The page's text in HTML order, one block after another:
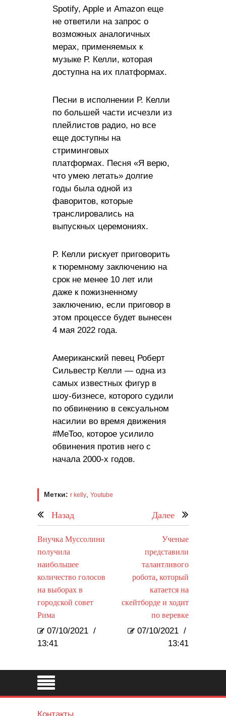
Spotify, Apple и Amazon еще
не ответили на запрос о
возможных аналогичных
мерах, применяемых к
музыке Р. Келли, которая
доступна на их платформах.
Песни в исполнении Р. Келли
по большей части исчезли из
плейлистов радио, но все
еще доступны на
стриминговых
платформах. Песня «Я верю,
что умею летать» долгие
годы была одной из
фаворитов, которые
транслировались на
выпускных церемониях.
Р. Келли рискует приговорить
к тюремному заключению на
срок не менее 10 лет или
даже к пожизненному
заключению, если приговор в
этом процессе будет вынесен
4 мая 2022 года.
Американский певец Роберт
Сильвестр Келли — одна из
самых известных фигур в
шоу-бизнесе, которого судили
по обвинению в сексуальном
насилии во время движения
#MeToo, которое усилило
обвинения против него с
начала 2000-х годов.
Метки: r kelly, Youtube
Назад Далее
Внучка Муссолини
получила
наибольшее
количество голосов
на выборах в
городской совет
Рима
07/10/2021 /
13:41
Ученые
представили
талантливого
робота, который
катается на
скейтборде и ходит
по веревке
07/10/2021 /
13:41